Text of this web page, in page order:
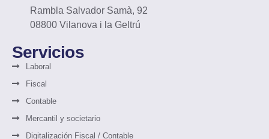
Rambla Salvador Samà, 92
08800 Vilanova i la Geltrú
Servicios
Laboral
Fiscal
Contable
Mercantil y societario
Digitalización Fiscal / Contable